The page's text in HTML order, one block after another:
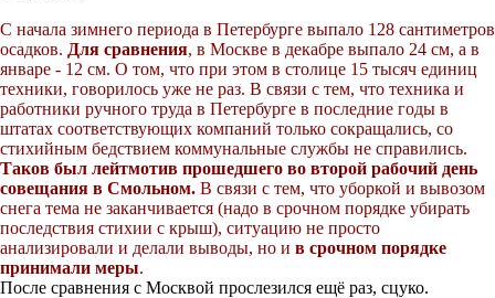
С начала зимнего периода в Петербурге выпало 128 сантиметров
осадков. Для сравнения, в Москве в декабре выпало 24 см, а в
январе - 12 см. О том, что при этом в столице 15 тысяч единиц
техники, говорилось уже не раз. В связи с тем, что техника и
работники ручного труда в Петербурге в последние годы в
штатах соответствующих компаний только сокращались, со
стихийным бедствием коммунальные службы не справились.
Таков был лейтмотив прошедшего во второй рабочий день
совещания в Смольном. В связи с тем, что уборкой и вывозом
снега тема не заканчивается (надо в срочном порядке убирать
последствия стихии с крыш), ситуацию не просто
анализировали и делали выводы, но и в срочном порядке
принимали меры.
После сравнения с Москвой прослезился ещё раз, сцуко.